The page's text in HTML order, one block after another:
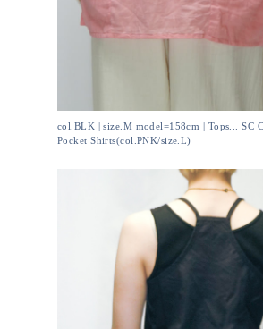
col.BLK | size.M model=158cm | Tops... SC
Pocket Shirts(col.PNK/size.L)